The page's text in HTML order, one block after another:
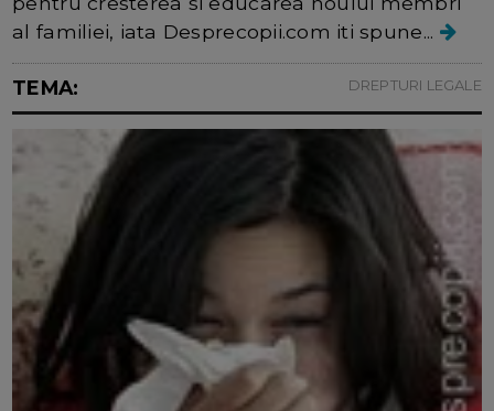
al familiei, iata Desprecopii.com iti spune...
TEMA: DREPTURI LEGALE